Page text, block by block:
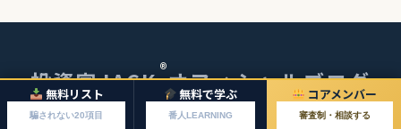
無料リスト
騙されない20項目
無料で学ぶ
番人LEARNING
コアメンバー
審査制・相談する
投資家JACK®オフィシャルブログ
© 2026 投資家JACKオフィシャルブログ